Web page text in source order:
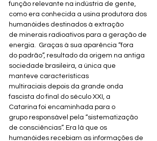
função relevante na indústria de gente,
como era conhecida a usina produtora dos
humanóides destinados à extração
de minerais radioativos para a geração de
energia.  Graças à sua aparência “fora
do padrão”, resultado da origem na antiga
sociedade brasileira, a única que
manteve características
multiraciais depois da grande onda
fascista do final do século XXI, a
Catarina foi encaminhada para o
grupo responsável pela “sistematização
de consciências”. Era lá que os
humanóides recebiam as informações de